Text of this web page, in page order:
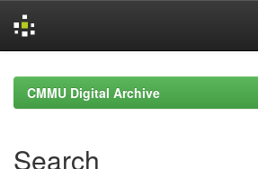
navigationCMMU Digital Archive
Search